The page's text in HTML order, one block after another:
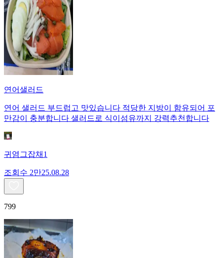
연어샐러드
연어 샐러드 부드럽고 맛있습니다 적당한 지방이 함유되어 포
만감이 충분합니다 샐러드로 식이섬유까지 강력추천합니다
귀염그잡채1
조회수 2만25.08.28
799